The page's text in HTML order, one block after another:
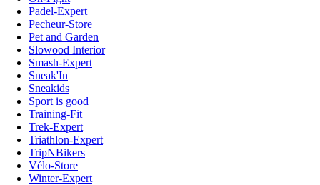
Padel-Expert
Pecheur-Store
Pet and Garden
Slowood Interior
Smash-Expert
Sneak'In
Sneakids
Sport is good
Training-Fit
Trek-Expert
Triathlon-Expert
TripNBikers
Vélo-Store
Winter-Expert